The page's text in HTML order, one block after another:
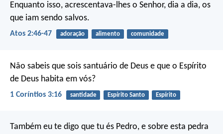
Enquanto isso, acrescentava-lhes o Senhor, dia a dia, os
que iam sendo salvos.
Atos 2:46-47 adoração alimento comunidade
Não sabeis que sois santuário de Deus e que o Espírito
de Deus habita em vós?
1 Coríntios 3:16 santidade Espírito Santo Espírito
Também eu te digo que tu és Pedro, e sobre esta pedra